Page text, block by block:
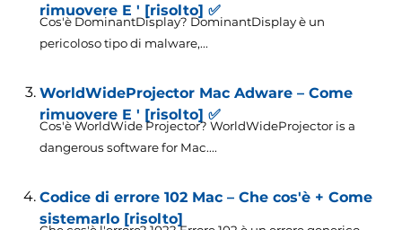
rimuovere E ' [risolto] ✅
Cos'è DominantDisplay? DominantDisplay è un
pericoloso tipo di malware,...
WorldWideProjector Mac Adware – Come
rimuovere E ' [risolto] ✅
Cos'è WorldWide Projector? WorldWideProjector is a
dangerous software for Mac....
Codice di errore 102 Mac – Che cos'è + Come
sistemarlo [risolto]